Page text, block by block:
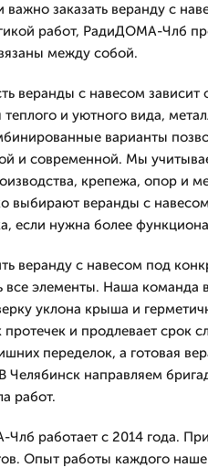
важно заказать веранду с
работ, РадиДОМА-Члб
между собой.
веранды с навесом
и уютного вида,
варианты
и современной. Мы
крепежа, опор и
выбирают веранды с навесом
если нужна более
веранду с навесом под
все элементы. Наша команда
уклона крыша и
протечек и продлевает срок
переделок, а готовая
Челябинск направляем
работ.
работает с 2014 года. При
Опыт работы каждого